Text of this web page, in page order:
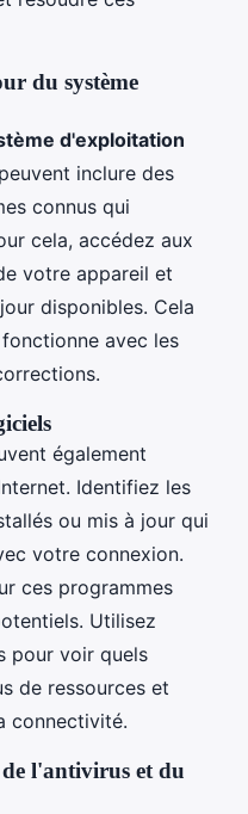
du système
d'exploitation
inclure des
connus qui
cela, accédez aux
votre appareil et
disponibles. Cela
avec les
également
Identifiez les
ou mis à jour qui
votre connexion.
ces programmes
Utilisez
pour voir quels
de ressources et
connectivité.
l'antivirus et du